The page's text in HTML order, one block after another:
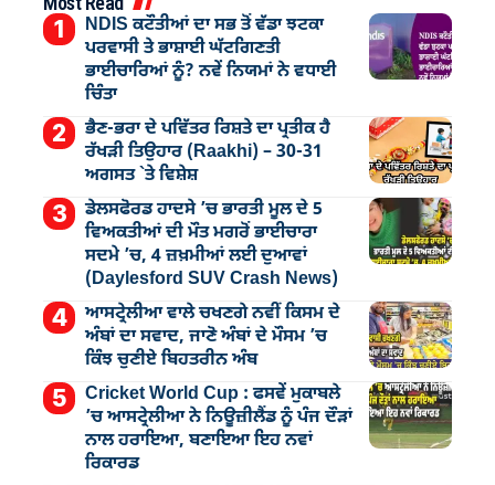
NDIS ਕਟੌਤੀਆਂ ਦਾ ਸਭ ਤੋਂ ਵੱਡਾ ਝਟਕਾ
ਪਰਵਾਸੀ ਤੇ ਭਾਸ਼ਾਈ ਘੱਟਗਿਣਤੀ
ਭਾਈਚਾਰਿਆਂ ਨੂੰ? ਨਵੇਂ ਨਿਯਮਾਂ ਨੇ ਵਧਾਈ
ਚਿੰਤਾ
ਭੈਣ-ਭਰਾ ਦੇ ਪਵਿੱਤਰ ਰਿਸ਼ਤੇ ਦਾ ਪ੍ਰਤੀਕ ਹੈ
ਰੱਖੜੀ ਤਿਉਹਾਰ (Raakhi) – 30-31
ਅਗਸਤ `ਤੇ ਵਿਸ਼ੇਸ਼
ਡੇਲਸਫੋਰਡ ਹਾਦਸੇ ’ਚ ਭਾਰਤੀ ਮੂਲ ਦੇ 5
ਵਿਅਕਤੀਆਂ ਦੀ ਮੌਤ ਮਗਰੋਂ ਭਾਈਚਾਰਾ
ਸਦਮੇ ’ਚ, 4 ਜ਼ਖ਼ਮੀਆਂ ਲਈ ਦੁਆਵਾਂ
(Daylesford SUV Crash News)
ਆਸਟ੍ਰੇਲੀਆ ਵਾਲੇ ਚਖਣਗੇ ਨਵੀਂ ਕਿਸਮ ਦੇ
ਅੰਬਾਂ ਦਾ ਸਵਾਦ, ਜਾਣੋ ਅੰਬਾਂ ਦੇ ਮੌਸਮ ’ਚ
ਕਿੰਝ ਚੁਣੀਏ ਬਿਹਤਰੀਨ ਅੰਬ
Cricket World Cup : ਫਸਵੇਂ ਮੁਕਾਬਲੇ
’ਚ ਆਸਟ੍ਰੇਲੀਆ ਨੇ ਨਿਊਜ਼ੀਲੈਂਡ ਨੂੰ ਪੰਜ ਦੌੜਾਂ
ਨਾਲ ਹਰਾਇਆ, ਬਣਾਇਆ ਇਹ ਨਵਾਂ
ਰਿਕਾਰਡ